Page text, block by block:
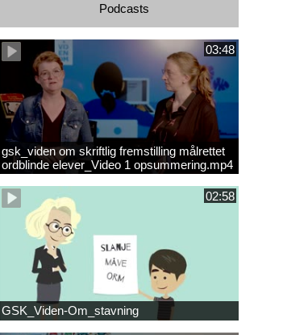
Podcasts
03:48
gsk_viden om skriftlig fremstilling målrettet
ordblinde elever_Video 1 opsummering.mp4
02:58
GSK_Viden-Om_stavning